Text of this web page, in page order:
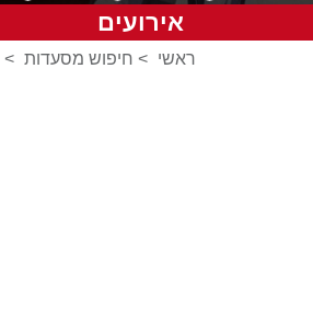
אירועים
ראשי > חיפוש מסעדות >